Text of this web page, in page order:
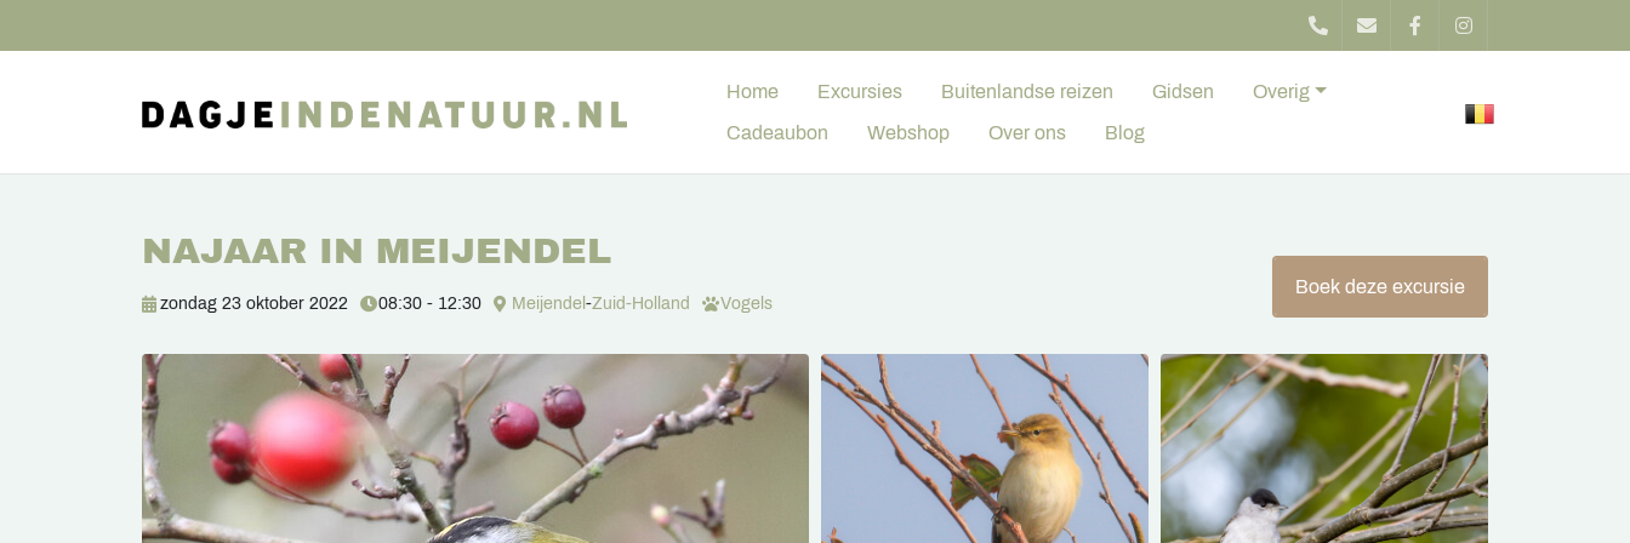
Home Excursies Buitenlandse reizen Gidsen Overig
Cadeaubon Webshop Over ons Blog
NAJAAR IN MEIJENDEL
zondag 23 oktober 2022 08:30 - 12:30 Meijendel -Zuid-Holland Vogels
Boek deze excursie